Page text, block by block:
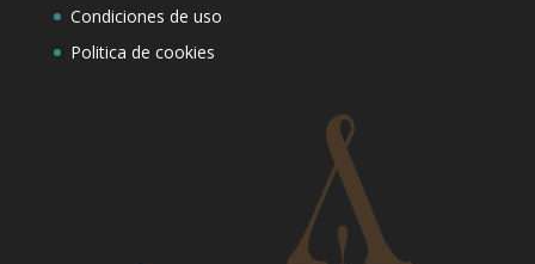
Condiciones de uso
Politica de cookies